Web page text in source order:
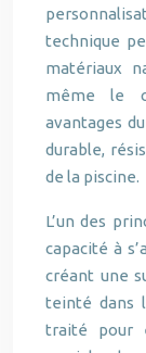
technique
matériaux
même le
avantages
durable,
de la piscine.
L’un des
capacité à
créant une
teinté dans
traité pour